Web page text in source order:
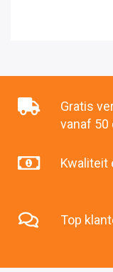
Gratis
vanaf 50
Kwaliteit
Top